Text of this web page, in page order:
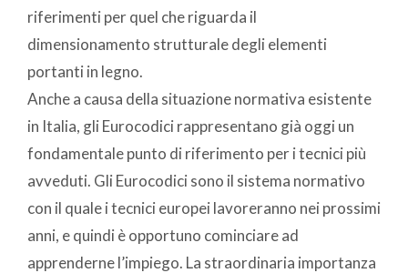
riferimenti per quel che riguarda il
dimensionamento strutturale degli elementi
portanti in legno.
Anche a causa della situazione normativa esistente
in Italia, gli Eurocodici rappresentano già oggi un
fondamentale punto di riferimento per i tecnici più
avveduti. Gli Eurocodici sono il sistema normativo
con il quale i tecnici europei lavoreranno nei prossimi
anni, e quindi è opportuno cominciare ad
apprenderne l’impiego. La straordinaria importanza